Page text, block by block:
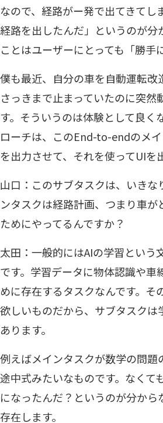
なので、経路がー発で出てきてし
経路を出したんだ」というのが
ことはユーザーにとっても「勝
僕も最近、自分の車を自動運転
さっきまで止まっていたのに突
す。そういうのは体験として良
ローチは、このEnd-to-endのメ
を出力させて、それを使ってUIを
山口：このサブタスクは、いき
ンタスクは経路計画、つまり車
ためにやってるんですか？
太田：一般的にはAIの学習とい
です。学習データに物体認識や車
めに存在するタスクなんです。
欲しいものだから、サブタスク
あります。
例えばメインタスクが数学の問
途中式みたいなものです。なくて
になったんだ？というのが分か
存在します。